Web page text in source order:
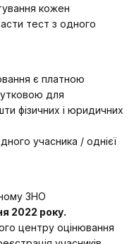
кожен
тест з одного
є платною
для
фізичних і юридичних
учасника / однієї
ЗНО
2022 року.
центру оцінювання